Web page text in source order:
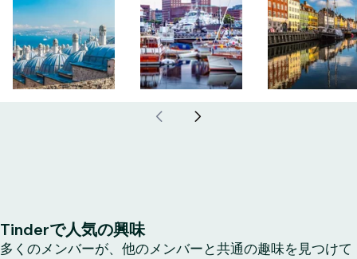
Tinderで人気の興味
多くのメンバーが、他のメンバーと共通の趣味を見つけて